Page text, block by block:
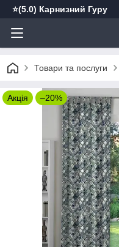
⭐️(5.0) Карнизний Гуру
Товари та послуги
Акція –20%